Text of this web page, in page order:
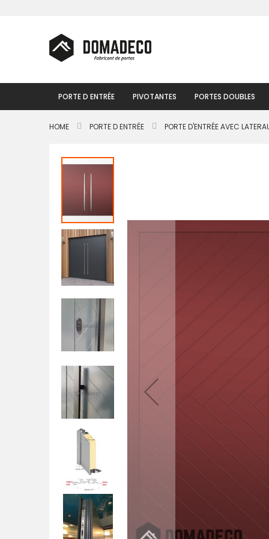
to
PORTE D ENTRÉE PIVOTANTES PORTES DOUBLES
HOME PORTE D ENTRÉE PORTE D'ENTRÉE AVEC
Passer
galerie
d’images